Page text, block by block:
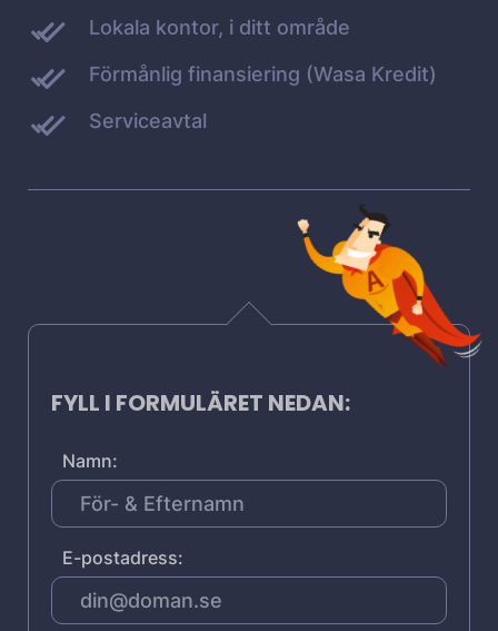
Lokala kontor, i ditt område
Förmånlig finansiering (Wasa Kredit)
Serviceavtal
FYLL I FORMULÄRET NEDAN:
Namn:
E-postadress: